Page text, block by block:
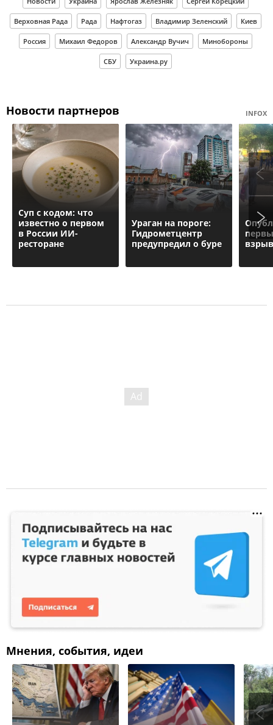
Верховная Рада Рада Нафтогаз Владимир Зеленский Киев
Россия Михаил Федоров Александр Вучич Минобороны
СБУ Украина.ру
Новости партнеров INFOX
Суп с кодом: что
известно о первом
в России ИИ-
ресторане
Ураган на пороге:
Гидрометцентр
предупредил о буре
Мнения, события, идеи